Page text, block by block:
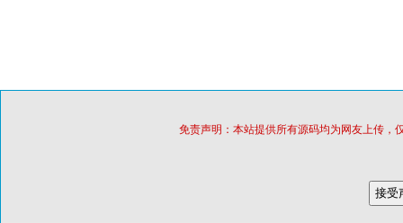
免责声明：本站提供所有源码均为网友上传，